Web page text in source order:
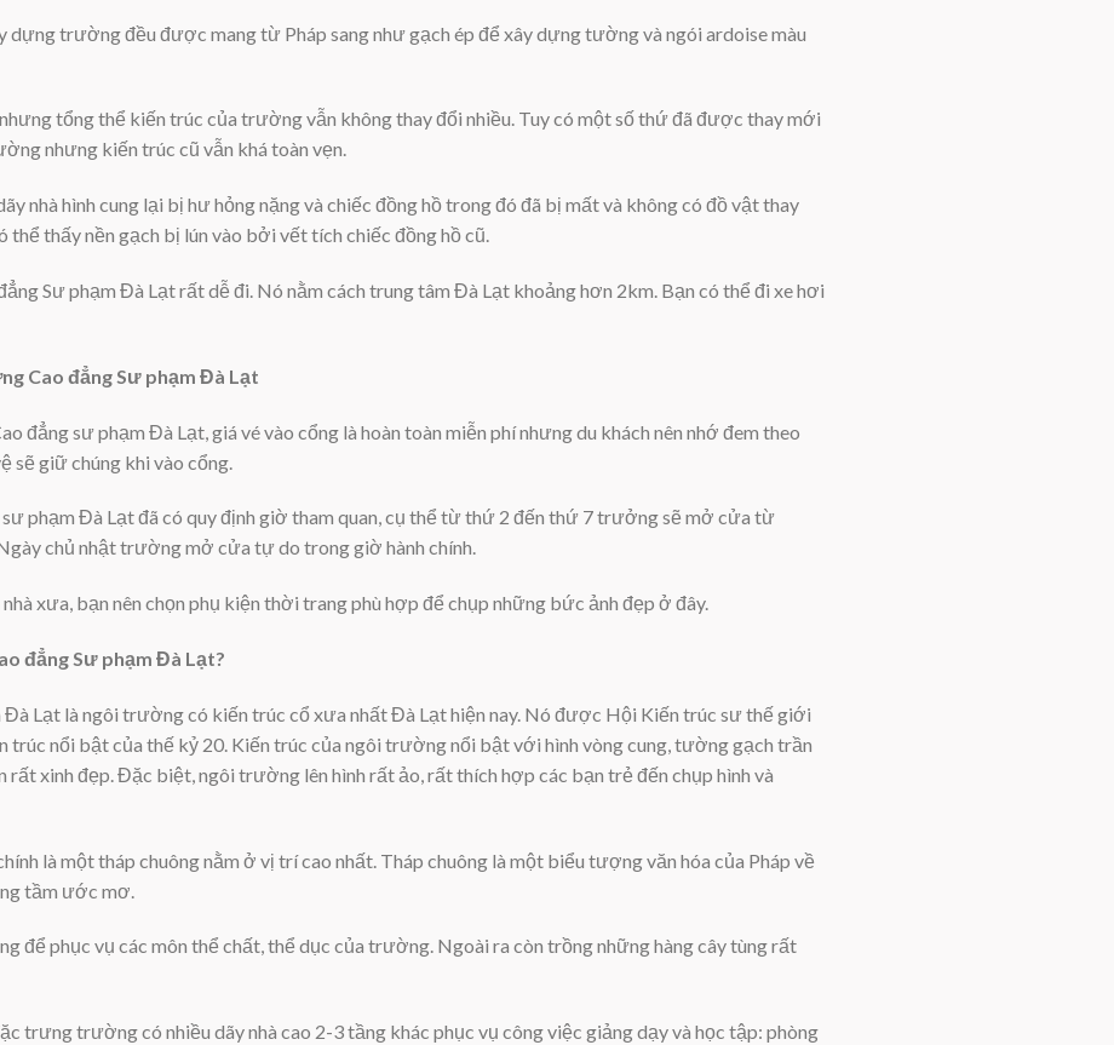
dựng trường đều được mang từ Pháp sang như gạch ép để xây dựng tường và ngói ardoise màu
nhưng tổng thể kiến trúc của trường vẫn không thay đổi nhiều. Tuy có một số thứ đã được thay mới
nhưng kiến trúc cũ vẫn khá toàn vẹn.
nhà hình cung lại bị hư hỏng nặng và chiếc đồng hồ trong đó đã bị mất và không có đồ vật thay
thể thấy nền gạch bị lún vào bởi vết tích chiếc đồng hồ cũ.
Sư phạm Đà Lạt rất dễ đi. Nó nằm cách trung tâm Đà Lạt khoảng hơn 2km. Bạn có thể đi xe hơi
Cao đẳng Sư phạm Đà Lạt
đẳng sư phạm Đà Lạt, giá vé vào cổng là hoàn toàn miễn phí nhưng du khách nên nhớ đem theo
sẽ giữ chúng khi vào cổng.
phạm Đà Lạt đã có quy định giờ tham quan, cụ thể từ thứ 2 đến thứ 7 trưởng sẽ mở cửa từ
chủ nhật trường mở cửa tự do trong giờ hành chính.
xưa, bạn nên chọn phụ kiện thời trang phù hợp để chụp những bức ảnh đẹp ở đây.
đẳng Sư phạm Đà Lạt?
Lạt là ngôi trường có kiến trúc cổ xưa nhất Đà Lạt hiện nay. Nó được Hội Kiến trúc sư thế giới
trúc nổi bật của thế kỷ 20. Kiến trúc của ngôi trường nổi bật với hình vòng cung, tường gạch trần
rất xinh đẹp. Đặc biệt, ngôi trường lên hình rất ảo, rất thích hợp các bạn trẻ đến chụp hình và
là một tháp chuông nằm ở vị trí cao nhất. Tháp chuông là một biểu tượng văn hóa của Pháp về
tầm ước mơ.
để phục vụ các môn thể chất, thể dục của trường. Ngoài ra còn trồng những hàng cây tùng rất
trưng trường có nhiều dãy nhà cao 2-3 tầng khác phục vụ công việc giảng dạy và học tập: phòng